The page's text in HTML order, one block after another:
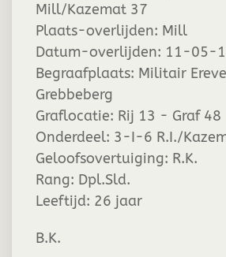
Mill/Kazemat 37
Plaats-overlijden: Mill
Datum-overlijden: 11-05-
Begraafplaats: Militair
Grebbeberg
Graflocatie: Rij 13 - Graf 48
Onderdeel: 3-I-6 R.I./
Geloofsovertuiging: R.K.
Rang: Dpl.Sld.
Leeftijd: 26 jaar
B.K.